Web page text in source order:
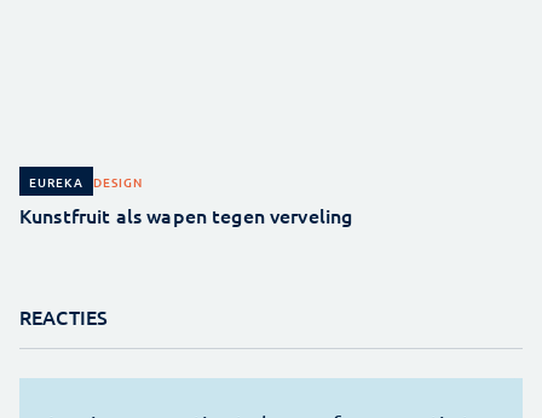
EUREKA DESIGN
Kunstfruit als wapen tegen verveling
REACTIES